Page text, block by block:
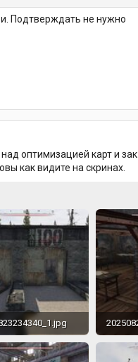
Подтверждать не нужно
оптимизацией карт и
как видите на скринах.
477.3 KB · Просмотры: 297